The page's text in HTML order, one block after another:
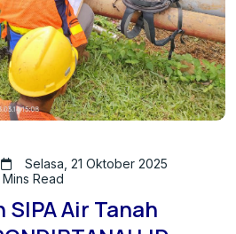
Selasa, 21 Oktober 2025
Mins Read
Air Tanah